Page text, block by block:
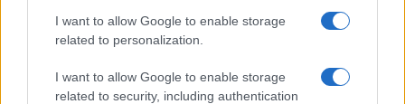
I want to allow Google to enable storage
related to personalization.
I want to allow Google to enable storage
related to security, including authentication